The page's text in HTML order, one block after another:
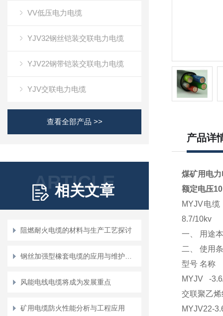
VV低压电力电缆
YJV32钢丝铠装交联电力电缆
YJV22钢带铠装交联电力电缆
YJV交联电力电缆
查看全部产品 >>
ARTICLE
相关文章
阻燃耐火电缆的材料与生产工艺探讨
风能电线电缆将成为发展重点
矿用电缆防火性能分析与工程应用
产品详
煤矿用电
额定电压
MYJV电
8.7/10kv
一、
用途
二、
使用
型号 名称
MYJV -
交联聚乙
MYJV22-